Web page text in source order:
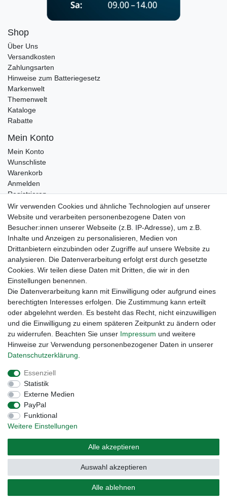
Shop
Über Uns
Versandkosten
Zahlungsarten
Hinweise zum Batteriegesetz
Markenwelt
Themenwelt
Kataloge
Rabatte
Mein Konto
Mein Konto
Wunschliste
Warenkorb
Anmelden
Registrieren
Kontakt
Newsletter Anmeldung
Newsletter Abmeldung
Widerrufs­recht
© Copyright 2026 | Alle Rechte vorbehalten.
Wir verwenden Cookies und ähnliche Technologien auf unserer
Website und verarbeiten personenbezogene Daten von
Besucher:innen unserer Webseite (z.B. IP-Adresse), um z.B.
Inhalte und Anzeigen zu personalisieren, Medien von
Drittanbietern einzubinden oder Zugriffe auf unsere Website zu
analysieren. Die Datenverarbeitung erfolgt erst durch gesetzte
Cookies. Wir teilen diese Daten mit Dritten, die wir in den
Einstellungen benennen.
Die Datenverarbeitung kann mit Einwilligung oder aufgrund eines
berechtigten Interesses erfolgen. Die Zustimmung kann erteilt
oder abgelehnt werden. Es besteht das Recht, nicht einzuwilligen
und die Einwilligung zu einem späteren Zeitpunkt zu ändern oder
zu widerrufen. Beachten Sie unser Impressum und weitere
Hinweise zur Verwendung personenbezogener Daten in unserer
Daten­schutz­erklärung
Essenziell
Statistik
Externe Medien
PayPal
Funktional
Weitere Einstellungen
Alle akzeptieren
Alle ablehnen
Auswahl akzeptieren